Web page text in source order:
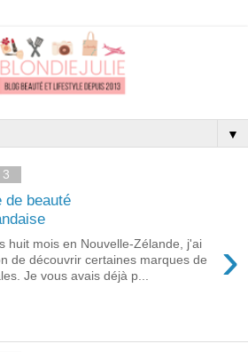
▼
de beauté
›
huit mois en Nouvelle-Zélande, j'ai
de découvrir certaines marques de
Je vous avais déjà p...